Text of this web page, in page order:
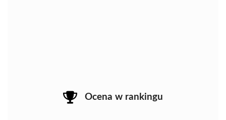
Ocena w rankingu